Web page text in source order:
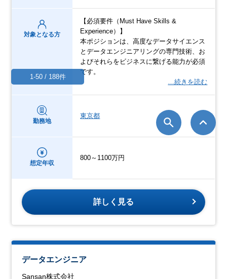
対象となる方
【必須要件（Must Have Skills &
Experience）】
本ポジションは、高度なデータサイエンス
とデータエンジニアリングの専門技術、お
よびそれらをビジネスに繋げる能力が必須
です。
…続きを読む
勤務地
東京都
想定年収
800～1100万円
詳しく見る
データエンジニア
Sansan株式会社
1-50 / 188件